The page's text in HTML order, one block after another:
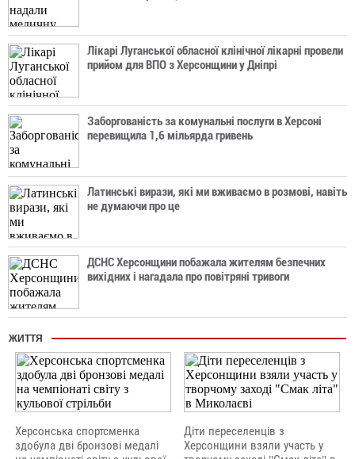
Лікарі Луганської обласної клінічної лікарні провели
прийом для ВПО з Херсонщини у Дніпрі
Заборгованість за комунальні послуги в Херсоні
перевищила 1,6 мільярда гривень
Латинські вирази, які ми вживаємо в розмові, навіть
не думаючи про це
ДСНС Херсонщини побажала жителям безпечних
вихідних і нагадала про повітряні тривоги
ЖИТТЯ
Херсонська спортсменка
здобула дві бронзові медалі
Діти переселенців з
Херсонщини взяли участь у